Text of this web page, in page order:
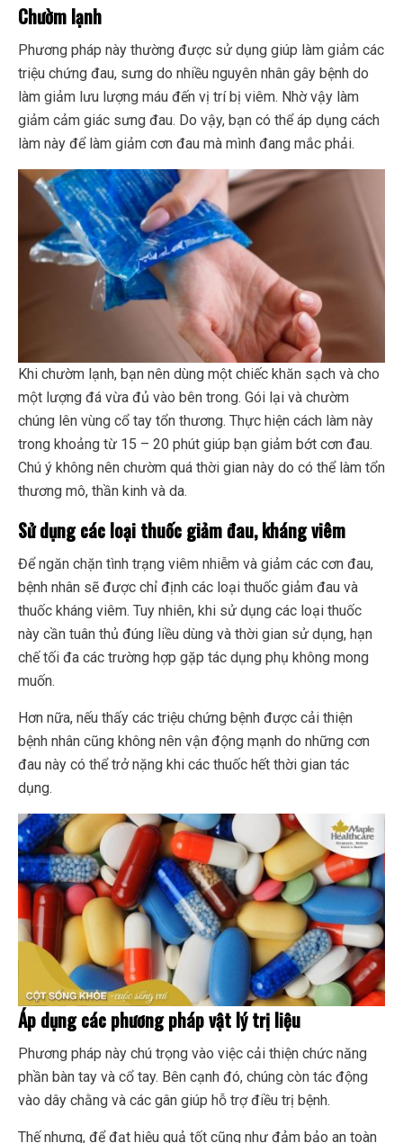
Chườm lạnh
Phương pháp này thường được sử dụng giúp làm giảm các
triệu chứng đau, sưng do nhiều nguyên nhân gây bệnh do
làm giảm lưu lượng máu đến vị trí bị viêm. Nhờ vậy làm
giảm cảm giác sưng đau. Do vậy, bạn có thể áp dụng cách
làm này để làm giảm cơn đau mà mình đang mắc phải.
Khi chườm lạnh, bạn nên dùng một chiếc khăn sạch và cho
một lượng đá vừa đủ vào bên trong. Gói lại và chườm
chúng lên vùng cổ tay tổn thương. Thực hiện cách làm này
trong khoảng từ 15 – 20 phút giúp bạn giảm bớt cơn đau.
Chú ý không nên chườm quá thời gian này do có thể làm tổn
thương mô, thần kinh và da.
Sử dụng các loại thuốc giảm đau, kháng viêm
Để ngăn chặn tình trạng viêm nhiễm và giảm các cơn đau,
bệnh nhân sẽ được chỉ định các loại thuốc giảm đau và
thuốc kháng viêm. Tuy nhiên, khi sử dụng các loại thuốc
này cần tuân thủ đúng liều dùng và thời gian sử dụng, hạn
chế tối đa các trường hợp gặp tác dụng phụ không mong
muốn.
Hơn nữa, nếu thấy các triệu chứng bệnh được cải thiện
bệnh nhân cũng không nên vận động mạnh do những cơn
đau này có thể trở nặng khi các thuốc hết thời gian tác
dụng.
Áp dụng các phương pháp vật lý trị liệu
Phương pháp này chú trọng vào việc cải thiện chức năng
phần bàn tay và cổ tay. Bên cạnh đó, chúng còn tác động
vào dây chằng và các gân giúp hỗ trợ điều trị bệnh.
Thế nhưng, để đạt hiệu quả tốt cũng như đảm bảo an toàn